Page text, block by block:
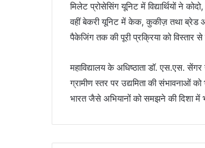
मिलेट प्रोसेसिंग यूनिट में विद्यार्थियों ने
वहीं बेकरी यूनिट में केक, कुकीज़ तथा ब्रेड
पैकेजिंग तक की पूरी प्रक्रिया को विस्तार से
महाविद्यालय के अधिष्ठाता डॉ. एस.एस. सेंगर
ग्रामीण स्तर पर उद्यमिता की संभावनाओं
भारत जैसे अभियानों को समझने की दिशा में